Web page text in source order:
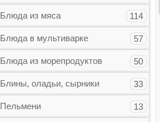
Блюда из мяса 114
Блюда в мультиварке 57
Блюда из морепродуктов 50
Блины, оладьи, сырники 33
Пельмени 13